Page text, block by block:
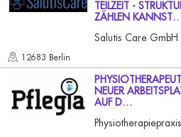
TEILZEIT -
ZÄHLEN
Salutis Care GmbH
12683 Berlin
NEUER
AUF D…